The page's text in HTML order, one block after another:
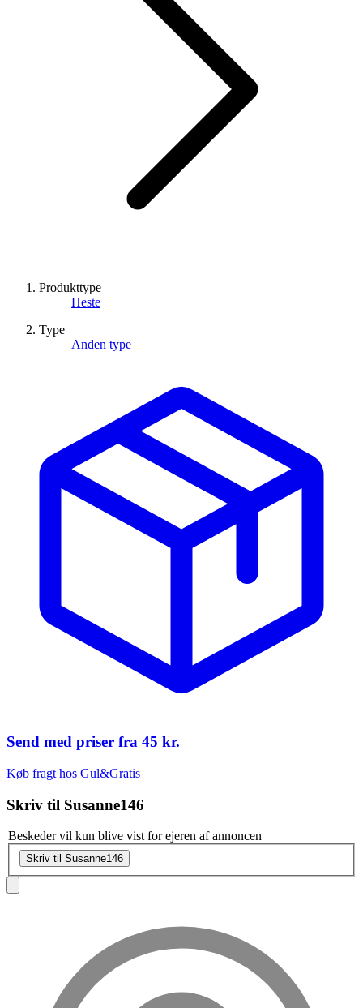
Produkttype
Heste
Type
Anden type
Send med priser fra 45 kr.
Køb fragt hos Gul&Gratis
Skriv til Susanne146
Beskeder vil kun blive vist for ejeren af annoncen
Skriv til Susanne146